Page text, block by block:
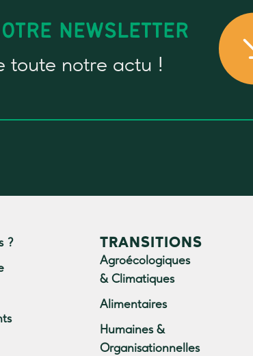
NEWSLETTER
toute notre actu !
? TRANSITIONS
Agroécologiques
& Climatiques
Alimentaires
Humaines &
Organisationnelles